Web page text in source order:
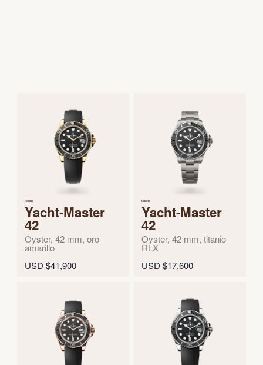
Rolex
Yacht-Master
42
Oyster, 42 mm, oro
amarillo
USD $41,900
Rolex
Yacht-Master
42
Oyster, 42 mm, titanio
RLX
USD $17,600